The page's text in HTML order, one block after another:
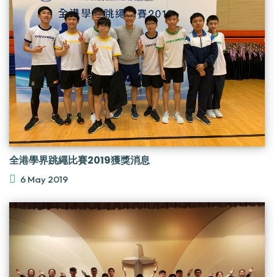
全港學界跳繩比賽2019獲獎消息
6 May 2019